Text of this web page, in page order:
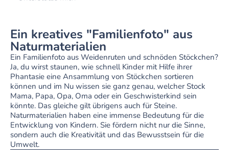
Ein kreatives "Familienfoto" aus
Naturmaterialien
Ein Familienfoto aus Weidenruten und schnöden Stöckchen?
Ja, du wirst staunen, wie schnell Kinder mit Hilfe ihrer
Phantasie eine Ansammlung von Stöckchen sortieren
können und im Nu wissen sie ganz genau, welcher Stock
Mama, Papa, Opa, Oma oder ein Geschwisterkind sein
könnte. Das gleiche gilt übrigens auch für Steine.
Naturmaterialien haben eine immense Bedeutung für die
Entwicklung von Kindern. Sie fördern nicht nur die Sinne,
sondern auch die Kreativität und das Bewusstsein für die
Umwelt.